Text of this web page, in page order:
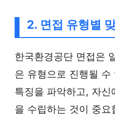
2. 면접 유형별
한국환경공단 면접은
은 유형으로 진행될 수
특징을 파악하고, 자
을 수립하는 것이 중요